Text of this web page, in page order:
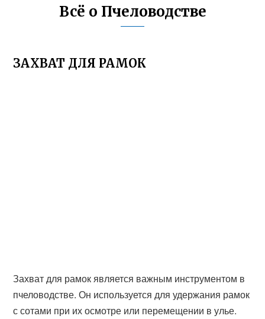
Всё о Пчеловодстве
ЗАХВАТ ДЛЯ РАМОК
Захват для рамок является важным инструментом в
пчеловодстве. Он используется для удержания рамок
с сотами при их осмотре или перемещении в улье.